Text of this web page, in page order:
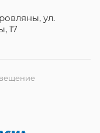
ул.
17